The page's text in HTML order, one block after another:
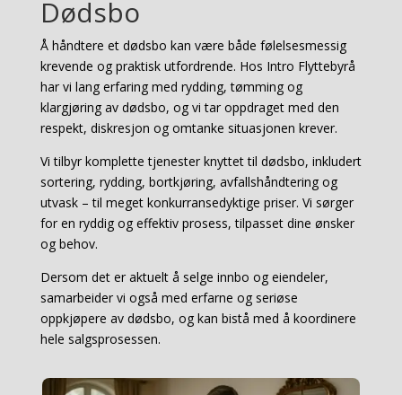
Dødsbo
Å håndtere et dødsbo kan være både følelsesmessig
krevende og praktisk utfordrende. Hos Intro Flyttebyrå
har vi lang erfaring med rydding, tømming og
klargjøring av dødsbo, og vi tar oppdraget med den
respekt, diskresjon og omtanke situasjonen krever.
Vi tilbyr komplette tjenester knyttet til dødsbo, inkludert
sortering, rydding, bortkjøring, avfallshåndtering og
utvask – til meget konkurransedyktige priser. Vi sørger
for en ryddig og effektiv prosess, tilpasset dine ønsker
og behov.
Dersom det er aktuelt å selge innbo og eiendeler,
samarbeider vi også med erfarne og seriøse
oppkjøpere av dødsbo, og kan bistå med å koordinere
hele salgsprosessen.